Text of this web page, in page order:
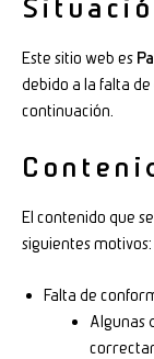
Este sitio web es
debido a la falta
continuación.
El contenido que
siguientes motivos:
Falta de
Algunas